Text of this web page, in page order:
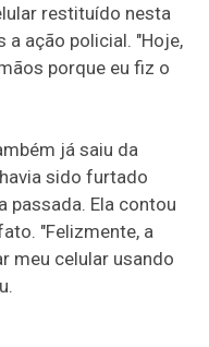
restituído nesta
ação policial. "Hoje,
porque eu fiz o
já saiu da
sido furtado
passada. Ela contou
"Felizmente, a
meu celular usando